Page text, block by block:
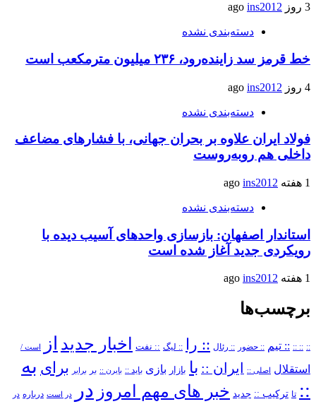
3 روز ago ins2012
دسته‌بندی نشده
خط قرمز سد زاینده‌رود، ۲۳۶ میلیون مترمکعب است
4 روز ago ins2012
دسته‌بندی نشده
فولاد ایران علاوه بر بحران جهانی، با فشارهای مضاعف
داخلی هم روبه‌روست
1 هفته ago ins2012
دسته‌بندی نشده
استاندار اصفهان: بازسازی واحدهای آسیب دیده با
رویکردی جدید آغاز شده است
1 هفته ago ins2012
برچسب‌ها
::
:: :: :: تیم :: حضور :: رئال :: را :: لیگ :: نفت اخبار جدید از است /
استقلال اصلی :: ایران :: با بازار بازی باید :: بایرن :: بر برابر برای به
:: تا ترکیب :: جدید خبر های مهم امروز در در است درباره در